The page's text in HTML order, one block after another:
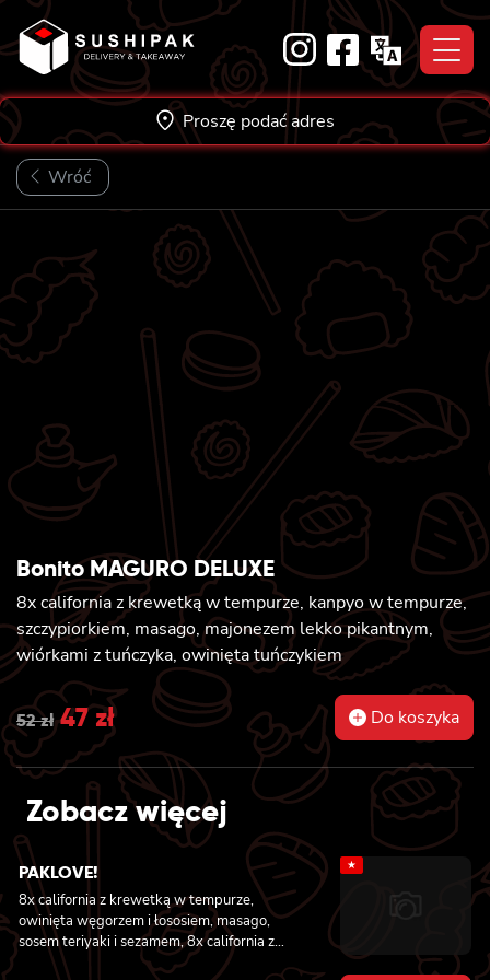
Skip
to
content
Proszę podać adres
Wróć
Bonito MAGURO DELUXE
8x california z krewetką w tempurze, kanpyo w tempurze,
szczypiorkiem, masago, majonezem lekko pikantnym,
wiórkami z tuńczyka, owinięta tuńczykiem
52zł Original
price
was:
47złCurrent
price
is:
47 zł.
Do koszyka
Zobacz więcej
PAKLOVE!
8x california z krewetką w tempurze,
owinięta węgorzem i łososiem, masago,
sosem teriyaki i sezamem, 8x california z
serkiem philadelphia i kanpyo, owinięta
★